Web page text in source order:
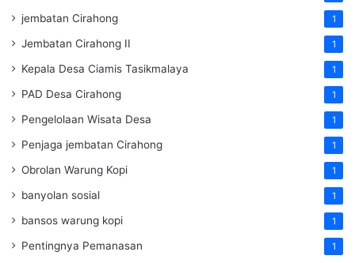
jembatan Cirahong 1
Jembatan Cirahong II 1
Kepala Desa Ciamis Tasikmalaya 1
PAD Desa Cirahong 1
Pengelolaan Wisata Desa 1
Penjaga jembatan Cirahong 1
Obrolan Warung Kopi 1
banyolan sosial 1
bansos warung kopi 1
Pentingnya Pemanasan 1